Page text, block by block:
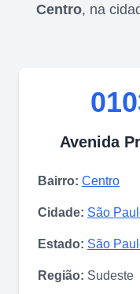
Centro, na
Avenida
Bairro: Centro
Cidade: São
Estado: São
Região: Sudeste